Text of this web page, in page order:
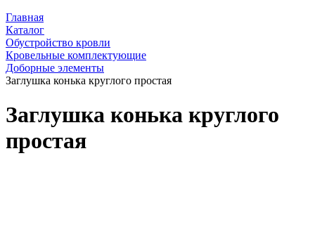
Главная
Каталог
Обустройство кровли
Кровельные комплектующие
Доборные элементы
Заглушка конька круглого простая
Заглушка конька круглого
простая